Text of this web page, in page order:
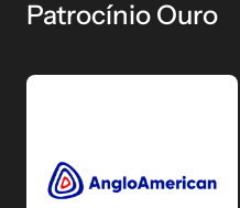
Patrocínio Ouro